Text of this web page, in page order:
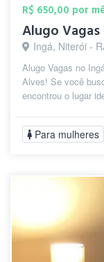
R$ 650,00 por
Ingá, Niterói -
Alugo Vagas no
Alves! Se você
encontrou o lugar
Para mulheres